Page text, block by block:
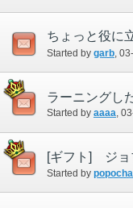
ちょっと役に
Started by garb‎,
ラーニングし
Started by aaaa‎,
[ギフト] ジョ
Started by